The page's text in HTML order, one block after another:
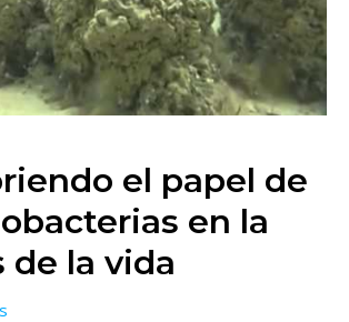
el papel de
en la
de la vida